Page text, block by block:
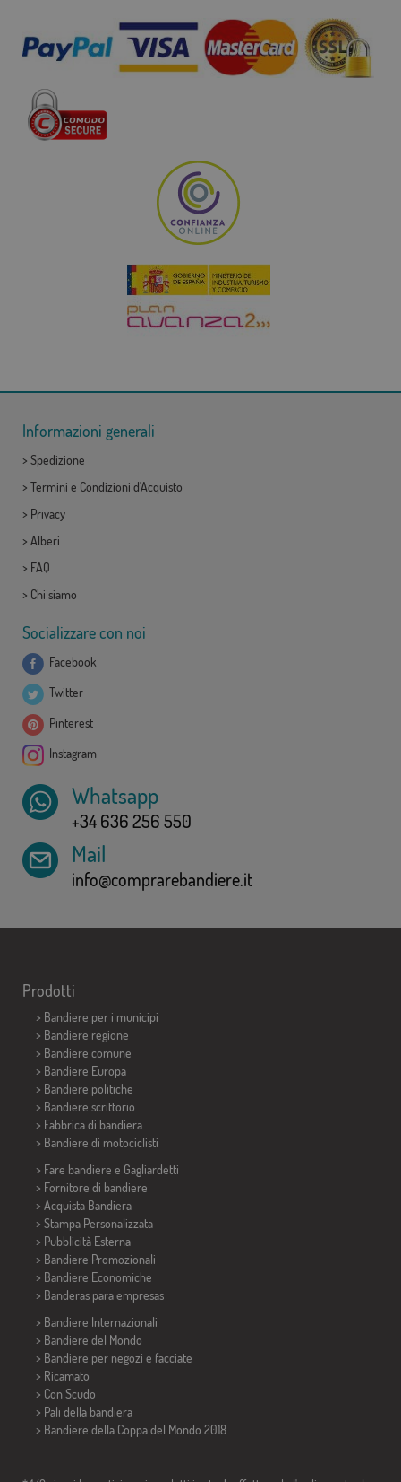
Informazioni generali
> Spedizione
> Termini e Condizioni d'Acquisto
> Privacy
> Alberi
> FAQ
> Chi siamo
Socializzare con noi
Facebook
Twitter
Pinterest
Instagram
Whatsapp
+34 636 256 550
Mail
info@comprarebandiere.it
Prodotti
> Bandiere per i municipi
> Bandiere regione
> Bandiere comune
> Bandiere Europa
> Bandiere politiche
> Bandiere scrittorio
> Fabbrica di bandiera
> Bandiere di motociclisti
> Fare bandiere e Gagliardetti
> Fornitore di bandiere
> Acquista Bandiera
> Stampa Personalizzata
> Pubblicità Esterna
> Bandiere Promozionali
> Bandiere Economiche
> Banderas para empresas
> Bandiere Internazionali
> Bandiere del Mondo
> Bandiere per negozi e facciate
> Ricamato
> Con Scudo
> Pali della bandiera
> Bandiere della Coppa del Mondo 2018